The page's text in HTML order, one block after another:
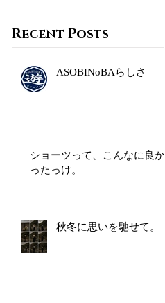
Recent Posts
ASOBINoBAらしさ
ショーツって、こんなに良か
ったっけ。
秋冬に思いを馳せて。